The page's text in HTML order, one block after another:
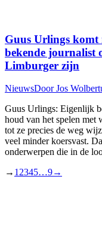
Guus Urlings komt
bekende journalist
Limburger zijn
NieuwsDoorJos
Guus Urlings: Eigenlijk
houd van het spelen met
tot ze precies de weg
veel minder koersvast.
onderwerpen die in de
→ 1 2345…9→